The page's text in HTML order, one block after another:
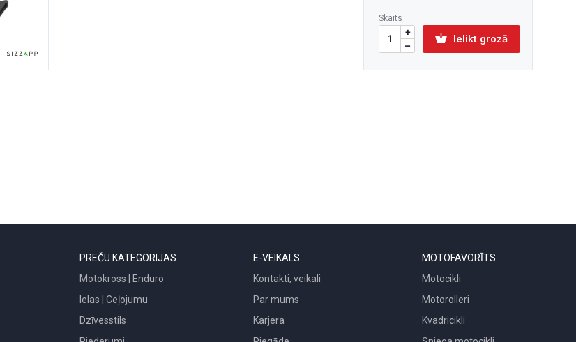
Skaits
Ielikt grozā
PREČU KATEGORIJAS
Motokross | Enduro
Ielas | Ceļojumu
Dzīvesstils
E-VEIKALS
Kontakti, veikali
Par mums
Karjera
MOTOFAVORĪTS
Motocikli
Motorolleri
Kvadricikli